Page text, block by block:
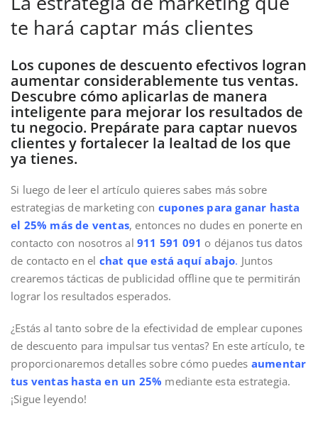
te hará captar más clientes
Los cupones de descuento efectivos logran
aumentar considerablemente tus ventas.
Descubre cómo aplicarlas de manera
inteligente para mejorar los resultados de
tu negocio. Prepárate para captar nuevos
clientes y fortalecer la lealtad de los que
ya tienes.
Si luego de leer el artículo quieres sabes más sobre
estrategias de marketing con cupones para ganar hasta
el 25% más de ventas, entonces no dudes en ponerte en
contacto con nosotros al 911 591 091 o déjanos tus datos
de contacto en el chat que está aquí abajo. Juntos
crearemos tácticas de publicidad offline que te permitirán
lograr los resultados esperados.
¿Estás al tanto sobre de la efectividad de emplear cupones
de descuento para impulsar tus ventas? En este artículo, te
proporcionaremos detalles sobre cómo puedes aumentar
tus ventas hasta en un 25% mediante esta estrategia.
¡Sigue leyendo!